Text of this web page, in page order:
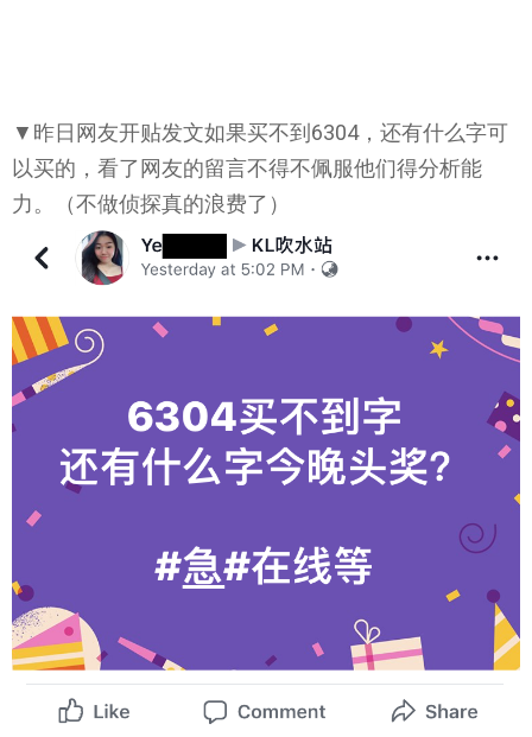
▼昨日网友开贴发文如果买不到6304，还有什么字可
以买的，看了网友的留言不得不佩服他们得分析能
力。（不做侦探真的浪费了）